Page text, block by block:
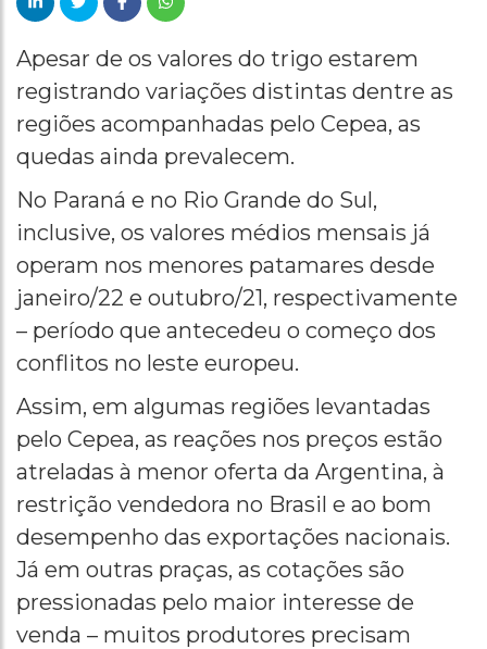
Apesar de os valores do trigo estarem
registrando variações distintas dentre as
regiões acompanhadas pelo Cepea, as
quedas ainda prevalecem.
No Paraná e no Rio Grande do Sul,
inclusive, os valores médios mensais já
operam nos menores patamares desde
janeiro/22 e outubro/21, respectivamente
– período que antecedeu o começo dos
conflitos no leste europeu.
Assim, em algumas regiões levantadas
pelo Cepea, as reações nos preços estão
atreladas à menor oferta da Argentina, à
restrição vendedora no Brasil e ao bom
desempenho das exportações nacionais.
Já em outras praças, as cotações são
pressionadas pelo maior interesse de
venda – muitos produtores precisam